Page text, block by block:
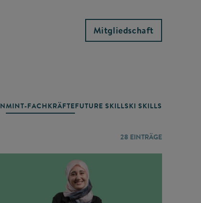
Mitgliedschaft
MINT-FACHKRÄFTEFUTURE SKILLSKI SKILLS
28 EINTRÄGE